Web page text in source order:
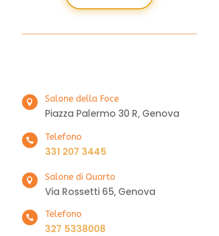
 Salone della Foce
Piazza Palermo 30 R, Genova
 Telefono
331 207 3445
 Salone di Quarto
Via Rossetti 65, Genova
 Telefono
327 5338008